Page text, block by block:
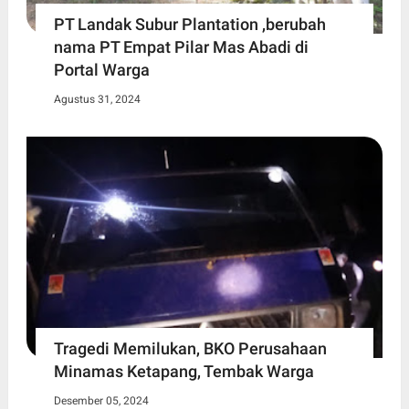
PT Landak Subur Plantation ,berubah
nama PT Empat Pilar Mas Abadi di
Portal Warga
Agustus 31, 2024
Tragedi Memilukan, BKO Perusahaan
Minamas Ketapang, Tembak Warga
Desember 05, 2024